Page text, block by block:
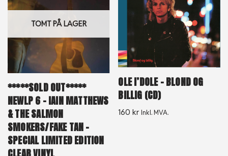
TOMT PÅ LAGER
*****SOLD OUT*****
NEWLP 6 – IAIN MATTHEWS
& THE SALMON
SMOKERS/FAKE TAN –
SPECIAL LIMITED EDITION
OLE I’DOLE – BLOND OG
BILLIG (CD)
160kr Inkl. MVA.